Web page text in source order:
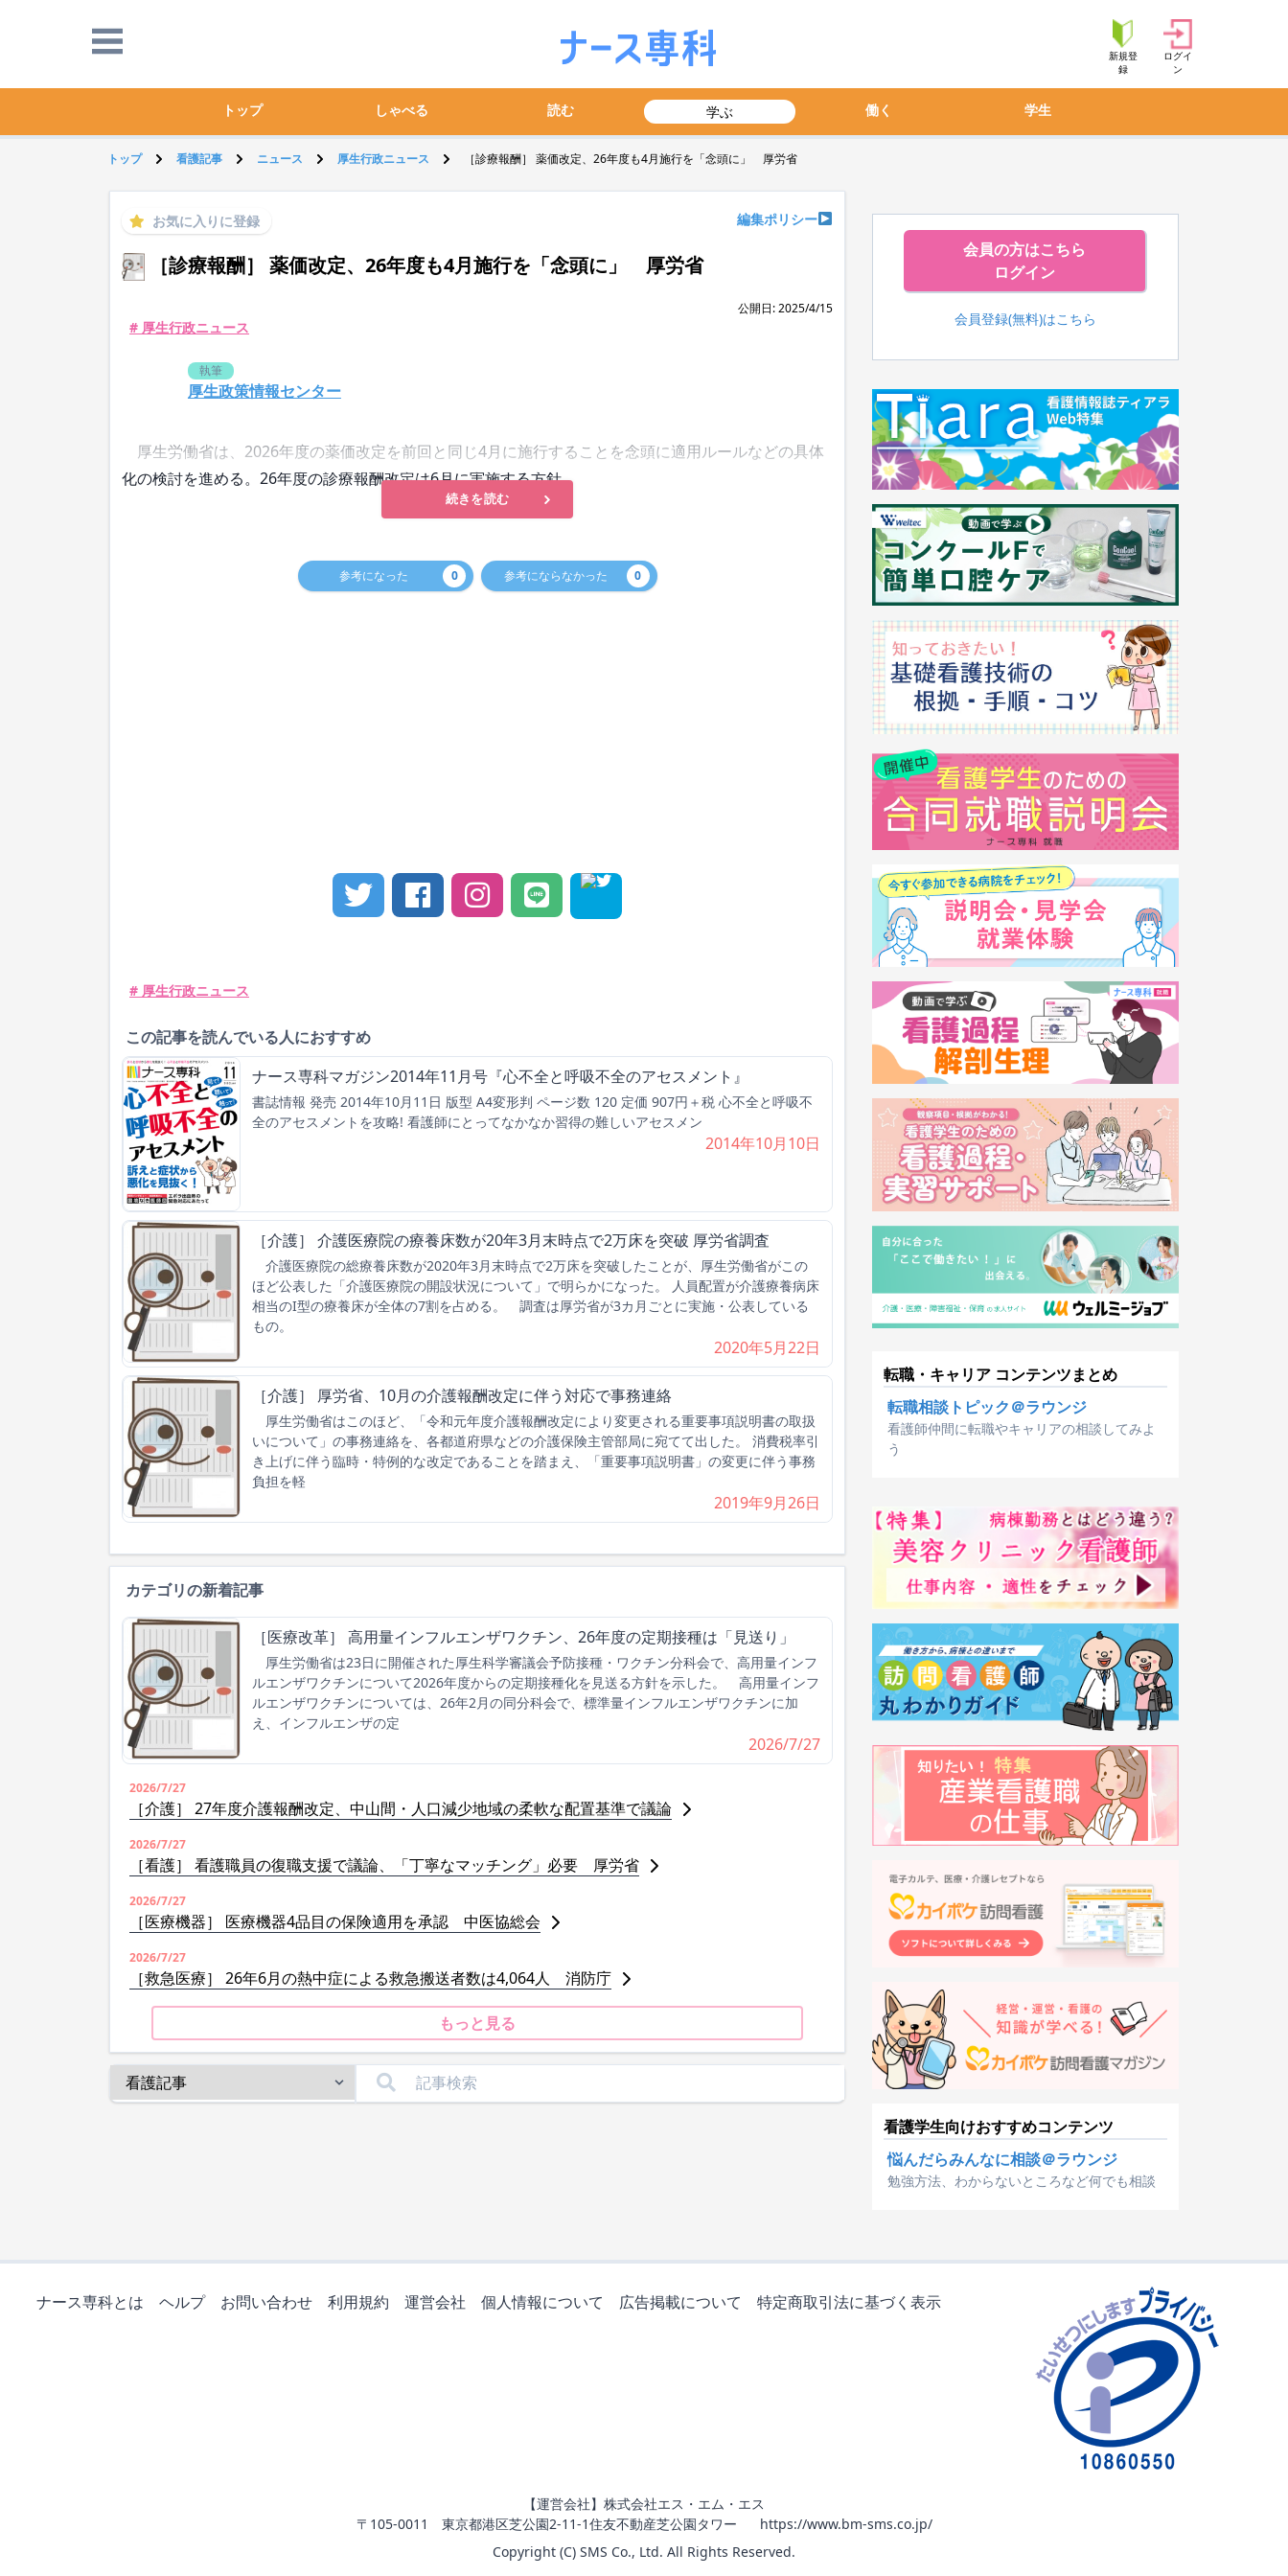
新規登
録
ログイ
ン
トップ しゃべる 読む 学ぶ 働く 学生
トップ 看護記事 ニュース 厚生行政ニュース ［診療報酬］ 薬価改定、26年度も4月施行を「念頭に」 厚労省
お気に入りに登録 編集ポリシー
［診療報酬］ 薬価改定、26年度も4月施行を「念頭に」 厚労省
公開日: 2025/4/15
# 厚生行政ニュース
執筆
厚生政策情報センター
厚生労働省は、2026年度の薬価改定を前回と同じ4月に施行することを念頭に適用ルールなどの具体
化の検討を進める。26年度の診療報酬改定は6月に実施する方針。
続きを読む
参考になった 0 参考にならなかった 0
# 厚生行政ニュース
この記事を読んでいる人におすすめ
ナース専科マガジン2014年11月号『心不全と呼吸不全のアセスメント』
書誌情報 発売 2014年10月11日 版型 A4変形判 ページ数 120 定価 907円＋税 心不全と呼吸不
全のアセスメントを攻略! 看護師にとってなかなか習得の難しいアセスメン
2014年10月10日
［介護］ 介護医療院の療養床数が20年3月末時点で2万床を突破 厚労省調査
介護医療院の総療養床数が2020年3月末時点で2万床を突破したことが、厚生労働省がこの
ほど公表した「介護医療院の開設状況について」で明らかになった。 人員配置が介護療養病床
相当のI型の療養床が全体の7割を占める。 調査は厚労省が3カ月ごとに実施・公表している
もの。
2020年5月22日
［介護］ 厚労省、10月の介護報酬改定に伴う対応で事務連絡
厚生労働省はこのほど、「令和元年度介護報酬改定により変更される重要事項説明書の取扱
いについて」の事務連絡を、各都道府県などの介護保険主管部局に宛てて出した。 消費税率引
き上げに伴う臨時・特例的な改定であることを踏まえ、「重要事項説明書」の変更に伴う事務
負担を軽
2019年9月26日
カテゴリの新着記事
［医療改革］ 高用量インフルエンザワクチン、26年度の定期接種は「見送り」
厚生労働省は23日に開催された厚生科学審議会予防接種・ワクチン分科会で、高用量インフ
ルエンザワクチンについて2026年度からの定期接種化を見送る方針を示した。 高用量インフ
ルエンザワクチンについては、26年2月の同分科会で、標準量インフルエンザワクチンに加
え、インフルエンザの定
2026/7/27
2026/7/27
［介護］ 27年度介護報酬改定、中山間・人口減少地域の柔軟な配置基準で議論
2026/7/27
［看護］ 看護職員の復職支援で議論、「丁寧なマッチング」必要 厚労省
2026/7/27
［医療機器］ 医療機器4品目の保険適用を承認 中医協総会
2026/7/27
［救急医療］ 26年6月の熱中症による救急搬送者数は4,064人 消防庁
もっと見る
会員の方はこちら
ログイン
会員登録(無料)はこちら
転職・キャリア コンテンツまとめ
転職相談トピック＠ラウンジ
看護師仲間に転職やキャリアの相談してみよ
う
看護学生向けおすすめコンテンツ
悩んだらみんなに相談＠ラウンジ
勉強方法、わからないところなど何でも相談
ナース専科とは ヘルプ お問い合わせ 利用規約 運営会社 個人情報について 広告掲載について 特定商取引法に基づく表示
【運営会社】株式会社エス・エム・エス
〒105-0011 東京都港区芝公園2-11-1住友不動産芝公園タワー
https://www.bm-sms.co.jp/
Copyright (C) SMS Co., Ltd. All Rights Reserved.